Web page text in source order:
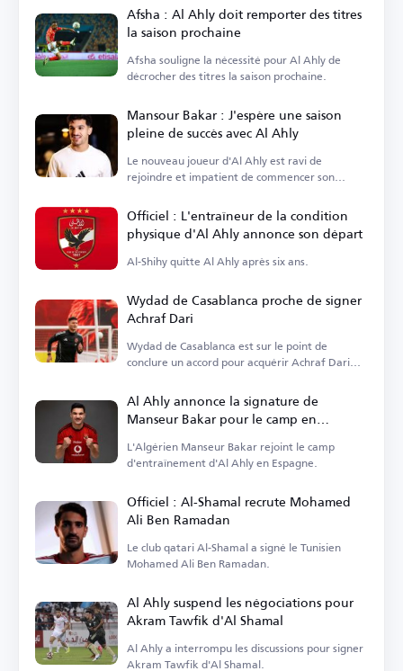
Afsha : Al Ahly doit remporter des titres
la saison prochaine
Afsha souligne la nécessité pour Al Ahly de
décrocher des titres la saison prochaine.
Mansour Bakar : J'espère une saison
pleine de succès avec Al Ahly
Le nouveau joueur d'Al Ahly est ravi de
rejoindre et impatient de commencer son
Officiel : L'entraîneur de la condition
physique d'Al Ahly annonce son départ
Al-Shihy quitte Al Ahly après six ans.
Wydad de Casablanca proche de signer
Achraf Dari
Wydad de Casablanca est sur le point de
conclure un accord pour acquérir Achraf Dari
Al Ahly annonce la signature de
Manseur Bakar pour le camp en
Espagne
L'Algérien Manseur Bakar rejoint le camp
d'entraînement d'Al Ahly en Espagne.
Officiel : Al-Shamal recrute Mohamed
Ali Ben Ramadan
Le club qatari Al-Shamal a signé le Tunisien
Mohamed Ali Ben Ramadan.
Al Ahly suspend les négociations pour
Akram Tawfik d'Al Shamal
Al Ahly a interrompu les discussions pour signer
Akram Tawfik d'Al Shamal.